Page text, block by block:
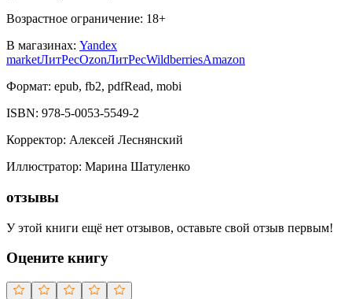
Возрастное ограничение: 18+
В магазинах: Yandex
marketЛитРесOzonЛитРесWildberriesAmazon
Формат: epub, fb2, pdfRead, mobi
ISBN: 978-5-0053-5549-2
Корректор: Алексей Леснянский
Иллюстрaтор: Марина Шатуленко
отзывы
У этой книги ещё нет отзывов, оставьте свой отзыв первым!
Оцените книгу